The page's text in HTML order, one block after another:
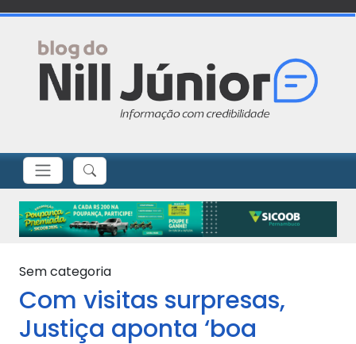
Sem categoria
Com visitas surpresas,
Justiça aponta ‘boa